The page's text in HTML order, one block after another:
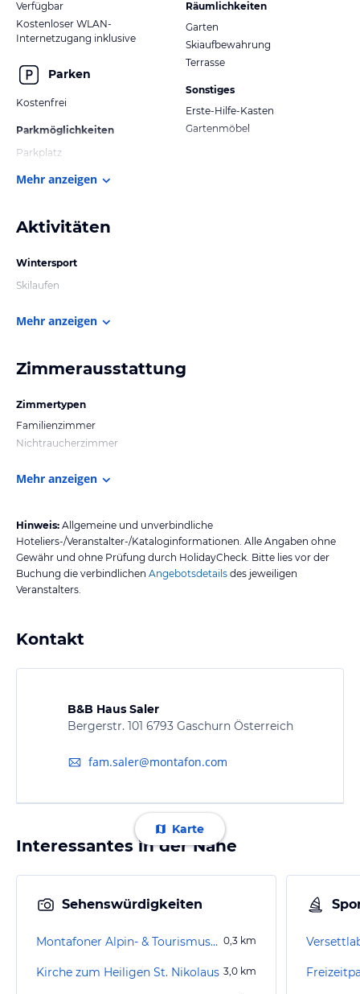
Verfügbar
Kostenloser WLAN-
Internetzugang inklusive
Parken
Kostenfrei
Parkmöglichkeiten
Parkplatz
Räumlichkeiten
Garten
Skiaufbewahrung
Terrasse
Sonstiges
Erste-Hilfe-Kasten
Gartenmöbel
Mehr anzeigen
Aktivitäten
Wintersport
Skilaufen
Mehr anzeigen
Zimmerausstattung
Zimmertypen
Familienzimmer
Nichtraucherzimmer
Mehr anzeigen
Hinweis: Allgemeine und unverbindliche
Hoteliers-/Veranstalter-/Kataloginformationen. Alle Angaben ohne
Gewähr und ohne Prüfung durch HolidayCheck. Bitte lies vor der
Buchung die verbindlichen Angebotsdetails des jeweiligen
Veranstalters.
Kontakt
B&B Haus Saler
Bergerstr. 101 6793 Gaschurn Österreich
fam.saler@montafon.com
Karte
Interessantes in der Nähe
Sehenswürdigkeiten
Montafoner Alpin- & Tourismusmuseum 0,3 km
Kirche zum Heiligen St. Nikolaus 3,0 km